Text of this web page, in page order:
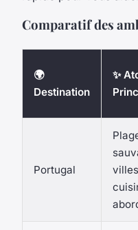
Comparatif des
🌍
Destination
✨
Portugal